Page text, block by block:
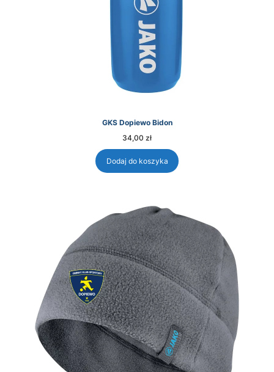
GKS Dopiewo Bidon
34,00 zł
Dodaj do koszyka